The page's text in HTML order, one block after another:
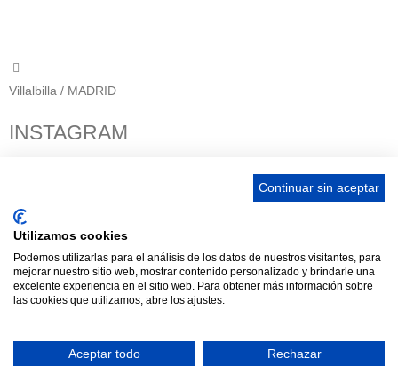
Villalbilla / MADRID
INSTAGRAM
ENLACES
Contacta
Adopta un perro
Política de Privacidad
Continuar sin aceptar
Utilizamos cookies
Podemos utilizarlas para el análisis de los datos de nuestros visitantes, para
mejorar nuestro sitio web, mostrar contenido personalizado y brindarle una
excelente experiencia en el sitio web. Para obtener más información sobre
las cookies que utilizamos, abre los ajustes.
Aceptar todo Rechazar